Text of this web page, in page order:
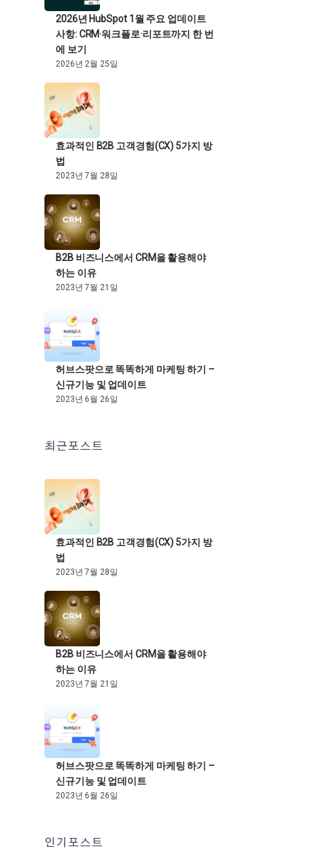
2026년 HubSpot 1월 주요 업데이트
사항: CRM·워크플로·리포트까지 한 번
에 보기
2026년 2월 25일
효과적인 B2B 고객경험(CX) 5가지 방
법
2023년 7월 28일
B2B 비즈니스에서 CRM을 활용해야
하는 이유
2023년 7월 21일
허브스팟으로 똑똑하게 마케팅 하기 –
신규기능 및 업데이트
2023년 6월 26일
최근포스트
효과적인 B2B 고객경험(CX) 5가지 방
법
2023년 7월 28일
B2B 비즈니스에서 CRM을 활용해야
하는 이유
2023년 7월 21일
허브스팟으로 똑똑하게 마케팅 하기 –
신규기능 및 업데이트
2023년 6월 26일
인기포스트